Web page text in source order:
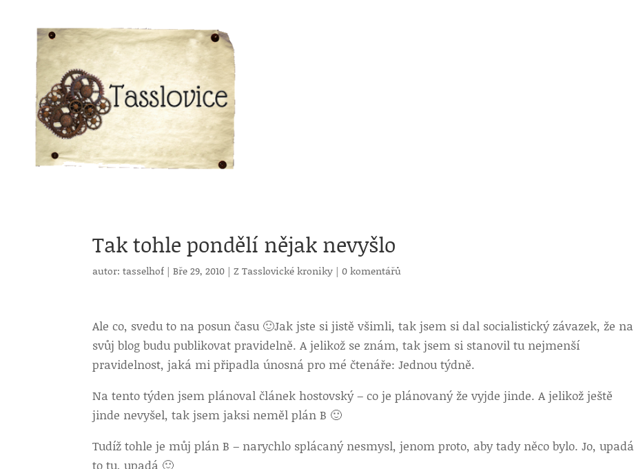
Tak tohle pondělí nějak nevyšlo
autor:tasselhof |Bře 29, 2010 |Z Tasslovické kroniky |0 komentářů
Ale co, svedu to na posun času 🙂Jak jste si jistě všimli, tak jsem si dal socialistický závazek, že na
svůj blog budu publikovat pravidelně. A jelikož se znám, tak jsem si stanovil tu nejmenší
pravidelnost, jaká mi připadla únosná pro mé čtenáře: Jednou týdně.
Na tento týden jsem plánoval článek hostovský – co je plánovaný že vyjde jinde. A jelikož ještě
jinde nevyšel, tak jsem jaksi neměl plán B 🙂
Tudíž tohle je můj plán B – narychlo splácaný nesmysl, jenom proto, aby tady něco bylo. Jo, upadá
to tu, upadá 🙂